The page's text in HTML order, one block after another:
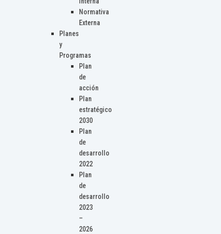
Normativa
Externa
Planes
y
Programas
Plan
de
acción
Plan
estratégico
2030
Plan
de
desarrollo
2022
Plan
de
desarrollo
2023
–
2026